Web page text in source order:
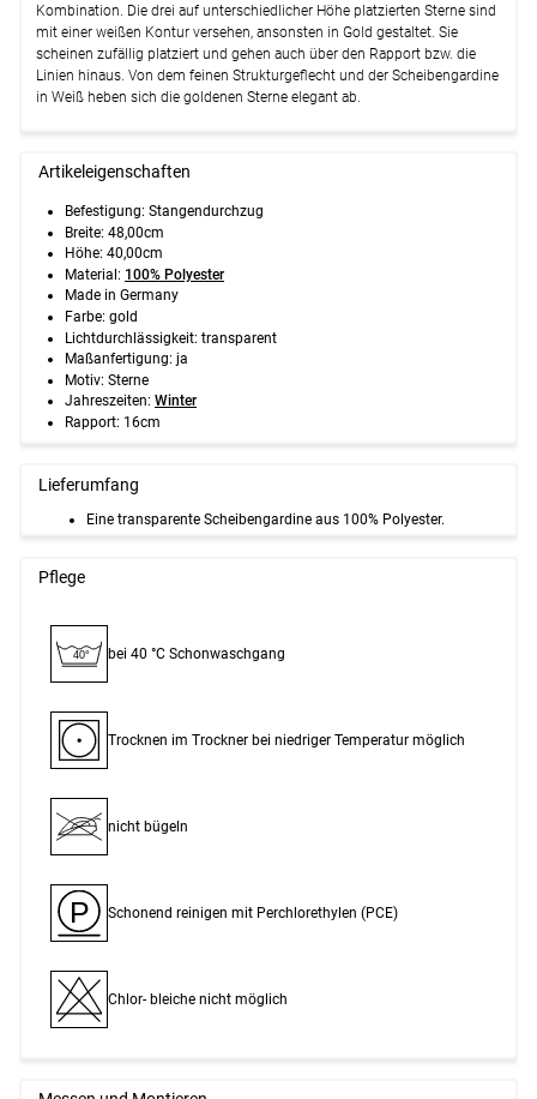
Kombination. Die drei auf unterschiedlicher Höhe platzierten Sterne sind
mit einer weißen Kontur versehen, ansonsten in Gold gestaltet. Sie
scheinen zufällig platziert und gehen auch über den Rapport bzw. die
Linien hinaus. Von dem feinen Strukturgeflecht und der Scheibengardine
in Weiß heben sich die goldenen Sterne elegant ab.
Artikeleigenschaften
Befestigung: Stangendurchzug
Breite: 48,00cm
Höhe: 40,00cm
Material: 100% Polyester
Made in Germany
Farbe: gold
Lichtdurchlässigkeit: transparent
Maßanfertigung: ja
Motiv: Sterne
Jahreszeiten: Winter
Rapport: 16cm
Lieferumfang
Eine transparente Scheibengardine aus 100% Polyester.
Pflege
40° bei 40 °C Schon­waschgang
Trocknen im Trockner bei niedriger Temperatur möglich
nicht bügeln
P Schonend reinigen mit Perchlor­ethylen (PCE)
Chlor- bleiche nicht möglich